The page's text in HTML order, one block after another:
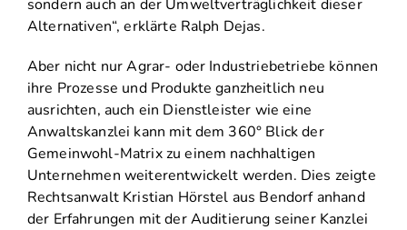
sondern auch an der Umweltverträglichkeit dieser
Alternativen“, erklärte Ralph Dejas.
Aber nicht nur Agrar- oder Industriebetriebe können
ihre Prozesse und Produkte ganzheitlich neu
ausrichten, auch ein Dienstleister wie eine
Anwaltskanzlei kann mit dem 360° Blick der
Gemeinwohl-Matrix zu einem nachhaltigen
Unternehmen weiterentwickelt werden. Dies zeigte
Rechtsanwalt Kristian Hörstel aus Bendorf anhand
der Erfahrungen mit der Auditierung seiner Kanzlei